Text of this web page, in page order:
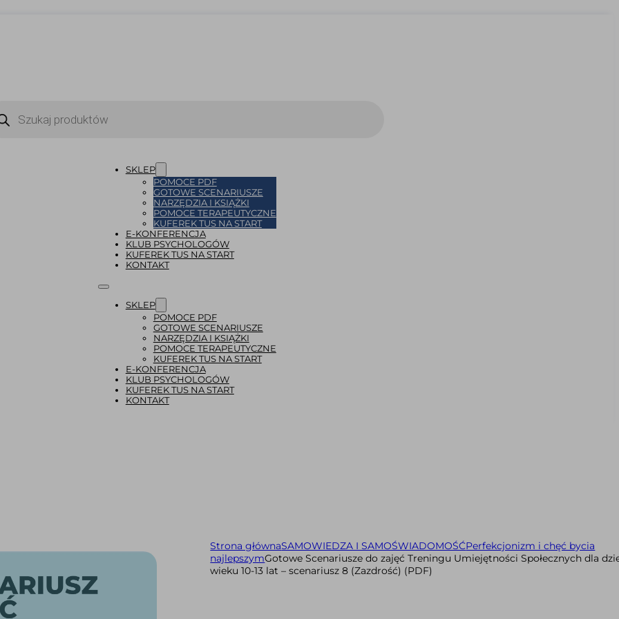
SKLEP
POMOCE PDF
GOTOWE SCENARIUSZE
NARZĘDZIA I KSIĄŻKI
POMOCE TERAPEUTYCZNE
KUFEREK TUS NA START
E-KONFERENCJA
KLUB PSYCHOLOGÓW
KUFEREK TUS NA START
KONTAKT
SKLEP
POMOCE PDF
GOTOWE SCENARIUSZE
NARZĘDZIA I KSIĄŻKI
POMOCE TERAPEUTYCZNE
KUFEREK TUS NA START
E-KONFERENCJA
KLUB PSYCHOLOGÓW
KUFEREK TUS NA START
KONTAKT
Strona głównaSAMOWIEDZA I SAMOŚWIADOMOŚĆPerfekcjonizm i chęć bycia
najlepszymGotowe Scenariusze do zajęć Treningu Umiejętności Społecznych dla
wieku 10-13 lat – scenariusz 8 (Zazdrość) (PDF)